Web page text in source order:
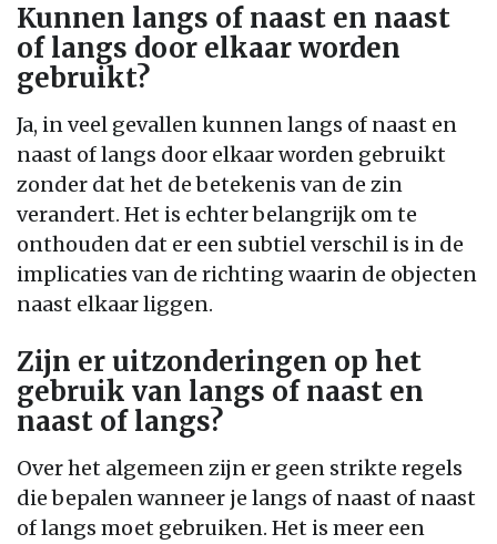
Kunnen langs of naast en naast
of langs door elkaar worden
gebruikt?
Ja, in veel gevallen kunnen langs of naast en
naast of langs door elkaar worden gebruikt
zonder dat het de betekenis van de zin
verandert. Het is echter belangrijk om te
onthouden dat er een subtiel verschil is in de
implicaties van de richting waarin de objecten
naast elkaar liggen.
Zijn er uitzonderingen op het
gebruik van langs of naast en
naast of langs?
Over het algemeen zijn er geen strikte regels
die bepalen wanneer je langs of naast of naast
of langs moet gebruiken. Het is meer een